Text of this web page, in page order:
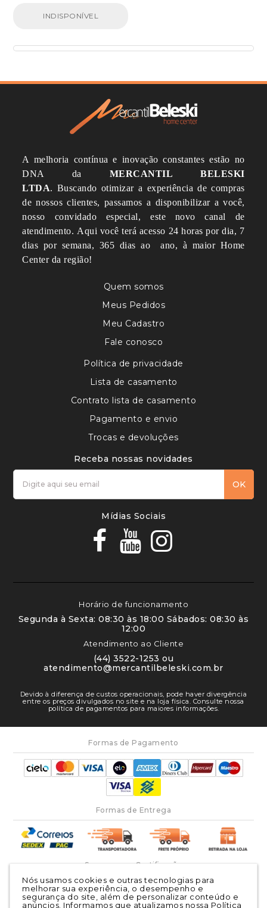
Nós usamos cookies e outras tecnologias para
melhorar sua experiência, o desempenho e
segurança do site, além de personalizar conteúdo e
anúncios. Informamos que atualizamos nossa Política
INDISPONÍVEL
A melhoria contínua e inovação constantes estão no
DNA da MERCANTIL BELESKI
LTDA. Buscando otimizar a experiência de compras
de nossos clientes, passamos a disponibilizar a você,
nosso convidado especial, este novo canal de
atendimento. Aqui você terá acesso 24 horas por dia, 7
dias por semana, 365 dias ao ano, à maior Home
Center da região!
Quem somos
Meus Pedidos
Meu Cadastro
Fale conosco
Política de privacidade
Lista de casamento
Contrato lista de casamento
Pagamento e envio
Trocas e devoluções
Receba nossas novidades
OK
Mídias Sociais
Horário de funcionamento
Segunda à Sexta: 08:30 às 18:00 Sábados: 08:30 às
12:00
Atendimento ao Cliente
(44) 3522-1253 ou
atendimento@mercantilbeleski.com.br
Devido à diferença de custos operacionais, pode haver divergência
entre os preços divulgados no site e na loja física. Consulte nossa
política de pagamentos para maiores informações.
Formas de Pagamento
Formas de Entrega
Segurança e Certificação